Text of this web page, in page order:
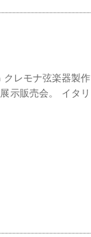
レモナ弦楽器製作
示販売会。 イタリ